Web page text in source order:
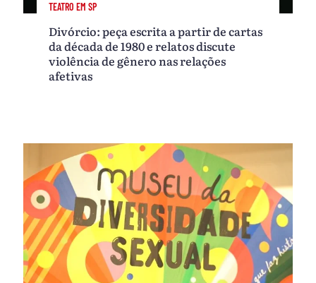
TEATRO EM SP
Divórcio: peça escrita a partir de cartas
da década de 1980 e relatos discute
violência de gênero nas relações
afetivas